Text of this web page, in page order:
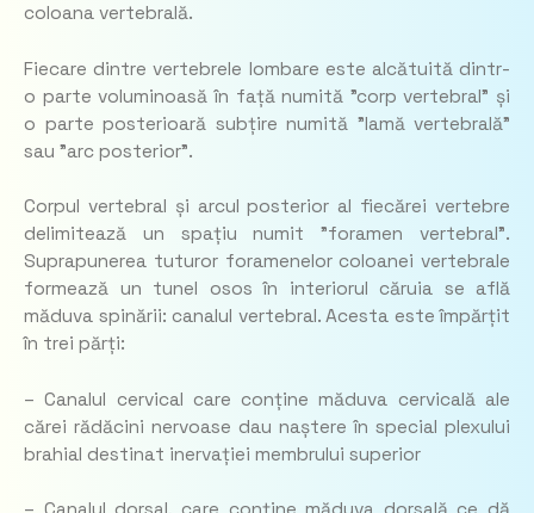
coloana vertebrală.
Fiecare dintre vertebrele lombare este alcătuită dintr-
o parte voluminoasă în față numită ”corp vertebral” și
o parte posterioară subțire numită ”lamă vertebrală”
sau ”arc posterior”.
Corpul vertebral și arcul posterior al fiecărei vertebre
delimitează un spațiu numit ”foramen vertebral”.
Suprapunerea tuturor foramenelor coloanei vertebrale
formează un tunel osos în interiorul căruia se află
măduva spinării: canalul vertebral. Acesta este împărțit
în trei părți:
– Canalul cervical care conține măduva cervicală ale
cărei rădăcini nervoase dau naștere în special plexului
brahial destinat inervației membrului superior